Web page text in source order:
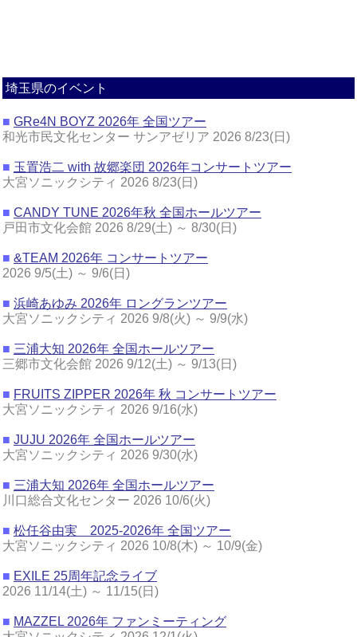
埼玉県のイベント
■ GRe4N BOYZ 2026年 全国ツアー
和光市民文化センター サンアゼリア 2026 8/23(日)
■ 玉置浩二 with 故郷楽団 2026年コンサートツアー
大宮ソニックシティ 2026 8/23(日)
■ CANDY TUNE 2026年秋 全国ホールツアー
戸田市文化会館 2026 8/29(土) ～ 8/30(日)
■ &TEAM 2026年 コンサートツアー
2026 9/5(土) ～ 9/6(日)
■ 浜崎あゆみ 2026年 ロングランツアー
大宮ソニックシティ 2026 9/8(火) ～ 9/9(水)
■ 三浦大知 2026年 全国ホールツアー
三郷市文化会館 2026 9/12(土) ～ 9/13(日)
■ FRUITS ZIPPER 2026年 秋 コンサートツアー
大宮ソニックシティ 2026 9/16(水)
■ JUJU 2026年 全国ホールツアー
大宮ソニックシティ 2026 9/30(水)
■ 三浦大知 2026年 全国ホールツアー
川口総合文化センター 2026 10/6(火)
■ 松任谷由実 2025-2026年 全国ツアー
大宮ソニックシティ 2026 10/8(木) ～ 10/9(金)
■ EXILE 25周年記念ライブ
2026 11/14(土) ～ 11/15(日)
■ MAZZEL 2026年 ファンミーティング